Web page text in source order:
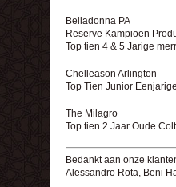
Belladonna PA
Reserve Kampioen
Top tien 4 & 5 Jarige
Chelleason Arlington
Top Tien Junior
The Milagro
Top tien 2 Jaar Oude Colt
Bedankt aan onze
Alessandro Rota, Beni